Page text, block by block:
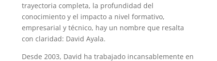
trayectoria completa, la profundidad del
conocimiento y el impacto a nivel formativo,
empresarial y técnico, hay un nombre que resalta
con claridad: David Ayala.
Desde 2003, David ha trabajado incansablemente en